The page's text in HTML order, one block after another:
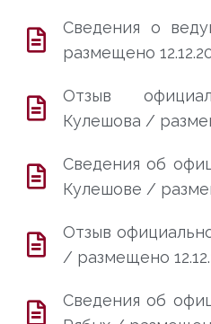
Сведения о
размещено
Отзыв
Кулешова /
Сведения об
Кулешове /
Отзыв
/ размещено
Сведения об